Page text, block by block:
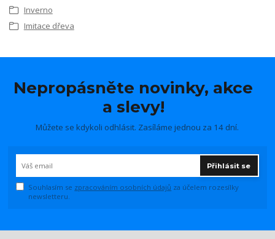
Inverno
Imitace dřeva
Nepropásněte novinky, akce
a slevy!
Můžete se kdykoli odhlásit. Zasíláme jednou za 14 dní.
Přihlásit se
Souhlasím se zpracováním osobních údajů za účelem rozesílky
newsletteru.